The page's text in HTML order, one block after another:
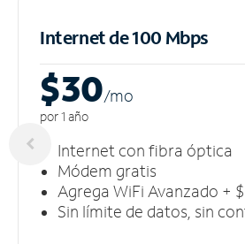
Internet de 100 Mbps
$30/mo
por 1 año
Internet con fibra óptica
Módem gratis
Agrega WiFi Avanzado +
Sin límite de datos, sin